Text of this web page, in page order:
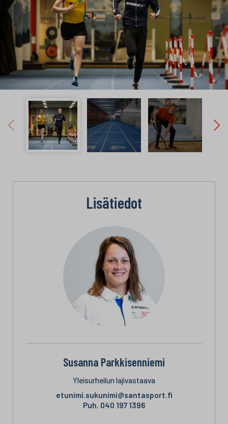
Lisätiedot
Susanna Parkkisenniemi
Yleisurheilun lajivastaava
etunimi.sukunimi@santasport.fi
Puh. 040 197 1396